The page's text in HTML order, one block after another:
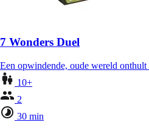
7 Wonders Duel
Een opwindende, oude wereld
10+
2
30 min